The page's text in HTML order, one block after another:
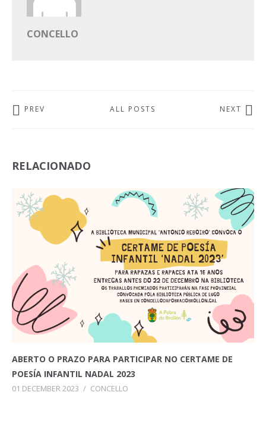
CONCELLO
PREV ALL POSTS NEXT
RELACIONADO
ABERTO O PRAZO PARA PARTICIPAR NO CERTAME DE
POESÍA INFANTIL NADAL 2023
01 DECEMBER 2023 / CONCELLO